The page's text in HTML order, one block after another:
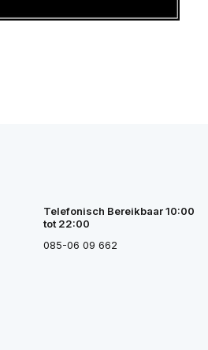
Telefonisch Bereikbaar 10:00
tot 22:00
085-06 09 662